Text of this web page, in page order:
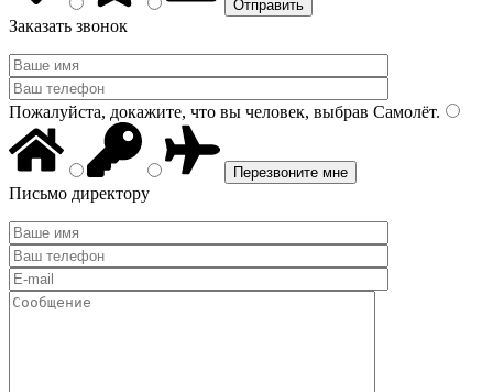
Заказать звонок
Пожалуйста, докажите, что вы человек, выбрав Самолёт.
Письмо директору